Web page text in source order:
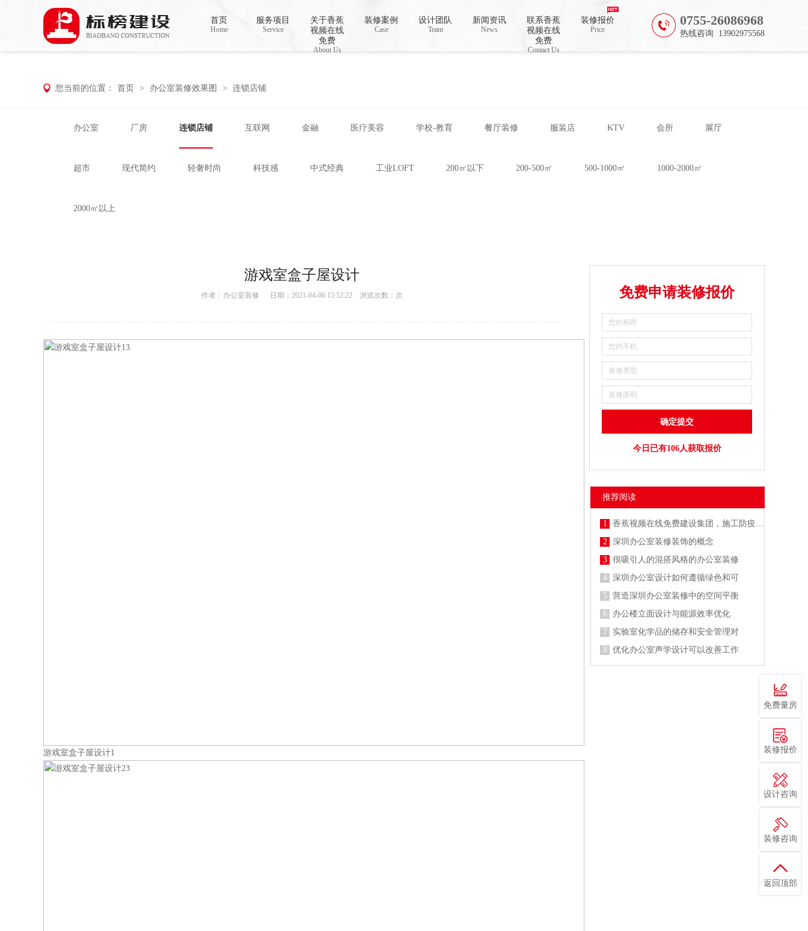
香蕉视频在线免费,香蕉视频导航,黄色香蕉视频下载,91香蕉APP成人污在线观看
0755-26086968
热线咨询 13902975568
首页
Home
服务项目
Service
关于香蕉
视频在线
免费
About Us
装修案例
Case
设计团队
Team
新闻资讯
News
联系香蕉
视频在线
免费
Contact Us
装修报价
Price
您当前的位置： 首页 > 办公室装修效果图 > 连锁店铺
办公室 厂房 连锁店铺 互联网 金融 医疗美容 学校-教育 餐厅装修 服装店 KTV 会所 展厅
超市 现代简约 轻奢时尚 科技感 中式经典 工业LOFT 200㎡以下 200-500㎡ 500-1000㎡ 1000-2000㎡
2000㎡以上
游戏室盒子屋设计
作者： 办公室装修 日期：2021-04-06 15:52:22 浏览次数： 次
游戏室盒子屋设计1
免费申请装修报价
今日已有106人获取报价
推荐阅读
1
香蕉视频在线免费建设集团，施工防疫两不误
2
深圳办公室装修装饰的概念
3
很吸引人的混搭风格的办公室装修
4
深圳办公室设计如何遵循绿色和可
5
营造深圳办公室装修中的空间平衡
6
办公楼立面设计与能源效率优化
7
实验室化学品的储存和安全管理对
8
优化办公室声学设计可以改善工作
免费量房
装修报价
设计咨询
装修咨询
返回顶部